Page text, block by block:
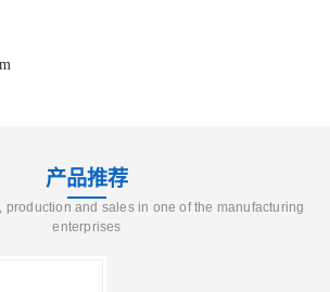
产品推荐
production and sales in one of the manufacturing
enterprises